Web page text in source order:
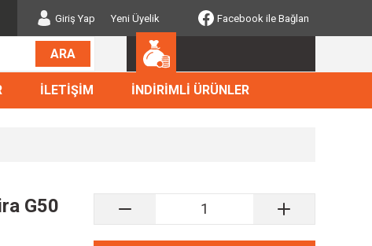
Giriş Yap Yeni Üyelik Facebook ile Bağlan
ARA
İLETİŞİM İNDİRİMLİ ÜRÜNLER
G50